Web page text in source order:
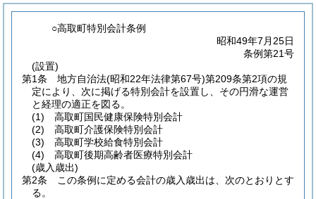
○高取町特別会計条例
昭和49年7月25日
条例第21号
(設置)
第1条
地方自治法(昭和22年法律第67号)第209条第2項の規
定により、次に掲げる特別会計を設置し、その円滑な運営
と経理の適正を図る。
(1)
高取町国民健康保険特別会計
(2)
高取町介護保険特別会計
(3)
高取町学校給食特別会計
(4)
高取町後期高齢者医療特別会計
(歳入歳出)
第2条
この条例に定める会計の歳入歳出は、次のとおりとす
る。